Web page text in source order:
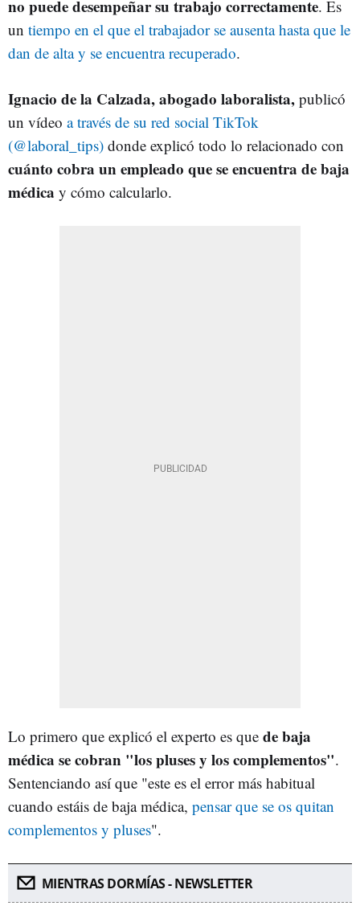
no puede desempeñar su trabajo correctamente. Es
un tiempo en el que el trabajador se ausenta hasta que le
dan de alta y se encuentra recuperado.
Ignacio de la Calzada, abogado laboralista, publicó
un vídeo a través de su red social TikTok
(@laboral_tips) donde explicó todo lo relacionado con
cuánto cobra un empleado que se encuentra de baja
médica y cómo calcularlo.
Lo primero que explicó el experto es que de baja
médica se cobran "los pluses y los complementos".
Sentenciando así que "este es el error más habitual
cuando estáis de baja médica, pensar que se os quitan
complementos y pluses".
MIENTRAS DORMÍAS - NEWSLETTER